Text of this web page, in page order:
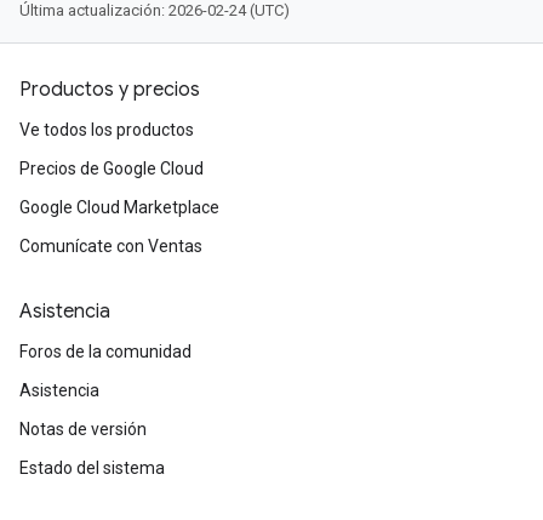
Última actualización: 2026-02-24 (UTC)
Productos y precios
Ve todos los productos
Precios de Google Cloud
Google Cloud Marketplace
Comunícate con Ventas
Asistencia
Foros de la comunidad
Asistencia
Notas de versión
Estado del sistema